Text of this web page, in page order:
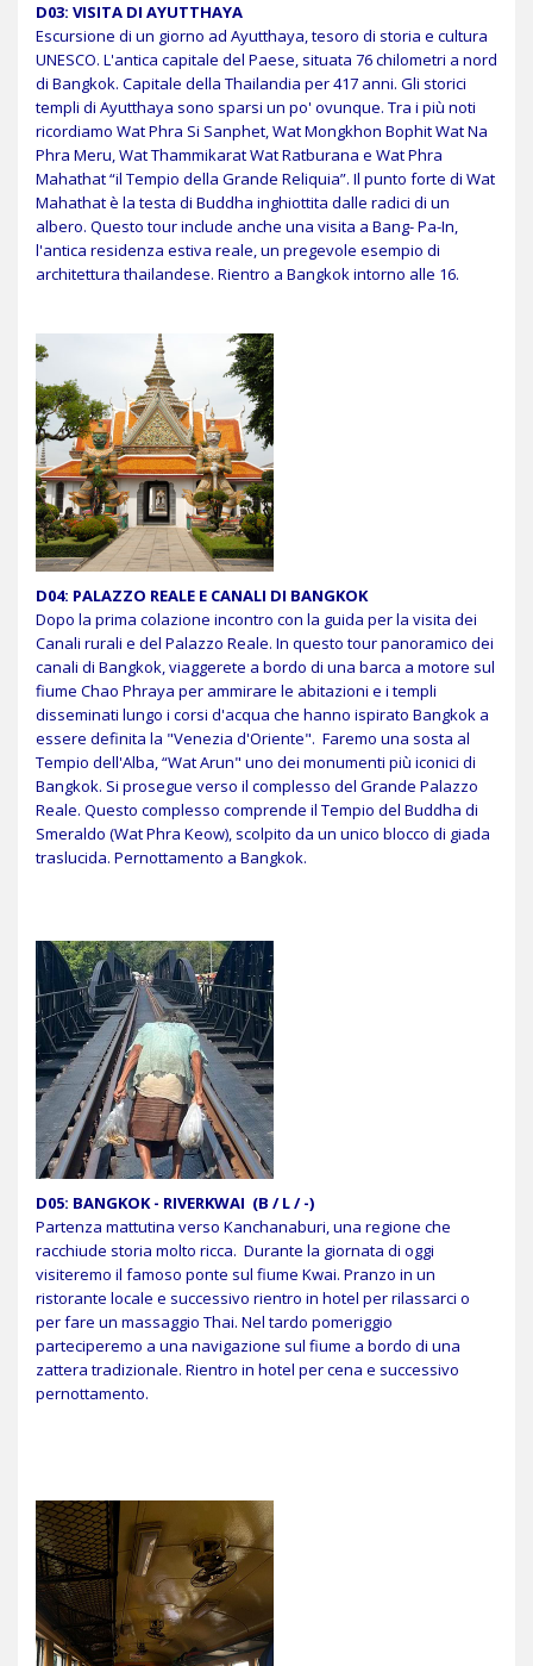
D03: VISITA DI AYUTTHAYA
Escursione di un giorno ad Ayutthaya, tesoro di storia e cultura
UNESCO. L'antica capitale del Paese, situata 76 chilometri a nord
di Bangkok. Capitale della Thailandia per 417 anni. Gli storici
templi di Ayutthaya sono sparsi un po' ovunque. Tra i più noti
ricordiamo Wat Phra Si Sanphet, Wat Mongkhon Bophit Wat Na
Phra Meru, Wat Thammikarat Wat Ratburana e Wat Phra
Mahathat “il Tempio della Grande Reliquia”. Il punto forte di Wat
Mahathat è la testa di Buddha inghiottita dalle radici di un
albero. Questo tour include anche una visita a Bang- Pa-In,
l'antica residenza estiva reale, un pregevole esempio di
architettura thailandese. Rientro a Bangkok intorno alle 16.
D04: PALAZZO REALE E CANALI DI BANGKOK
Dopo la prima colazione incontro con la guida per la visita dei
Canali rurali e del Palazzo Reale. In questo tour panoramico dei
canali di Bangkok, viaggerete a bordo di una barca a motore sul
fiume Chao Phraya per ammirare le abitazioni e i templi
disseminati lungo i corsi d'acqua che hanno ispirato Bangkok a
essere definita la "Venezia d'Oriente". Faremo una sosta al
Tempio dell'Alba, “Wat Arun" uno dei monumenti più iconici di
Bangkok. Si prosegue verso il complesso del Grande Palazzo
Reale. Questo complesso comprende il Tempio del Buddha di
Smeraldo (Wat Phra Keow), scolpito da un unico blocco di giada
traslucida. Pernottamento a Bangkok.
D05: BANGKOK - RIVERKWAI (B / L / -)
Partenza mattutina verso Kanchanaburi, una regione che
racchiude storia molto ricca. Durante la giornata di oggi
visiteremo il famoso ponte sul fiume Kwai. Pranzo in un
ristorante locale e successivo rientro in hotel per rilassarci o
per fare un massaggio Thai. Nel tardo pomeriggio
parteciperemo a una navigazione sul fiume a bordo di una
zattera tradizionale. Rientro in hotel per cena e successivo
pernottamento.